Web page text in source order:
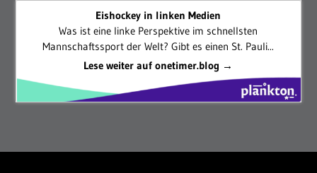
Eishockey in linken Medien
Was ist eine linke Perspektive im schnellsten
Mannschaftssport der Welt? Gibt es einen St. Pauli...
Lese weiter auf onetimer.blog →